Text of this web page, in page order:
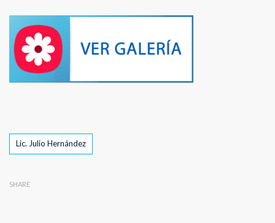
Tags
Lic. Julio Hernández
SHARE